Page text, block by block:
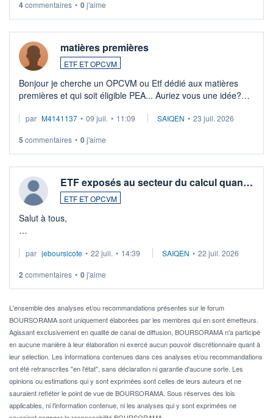
4commentaires • 0j'aime
matières premières
ETF ET OPCVM
Bonjour je cherche un OPCVM ou Etf dédié aux matières
premières et qui soit éligible PEA... Auriez vous une idée?
par M4141137 • 09 juil. • 11:09 SAIQEN • 23 juil. 2026
5 commentaires • 0j'aime
ETF exposés au secteur du calcul quan…
ETF ET OPCVM
Salut à tous,
via un ETF plutôt que des actions individuelles.
Idéalement, je voudrais qu'il soit éligible au PEA.
Pour l' ...
par jeboursicote • 22 juil. • 14:39 SAIQEN • 22 juil. 2026
2 commentaires • 0j'aime
L'ensemble des analyses et/ou recommandations présentes sur le forum
BOURSORAMA sont uniquement élaborées par les membres qui en sont émetteurs.
Agissant exclusivement en qualité de canal de diffusion, BOURSORAMA n'a participé
en aucune manière à leur élaboration ni exercé aucun pouvoir discrétionnaire quant à
leur sélection. Les informations contenues dans ces analyses et/ou recommandations
ont été retranscrites "en l'état", sans déclaration ni garantie d'aucune sorte. Les
opinions ou estimations qui y sont exprimées sont celles de leurs auteurs et ne
sauraient refléter le point de vue de BOURSORAMA. Sous réserves des lois
applicables, ni l'information contenue, ni les analyses qui y sont exprimées ne